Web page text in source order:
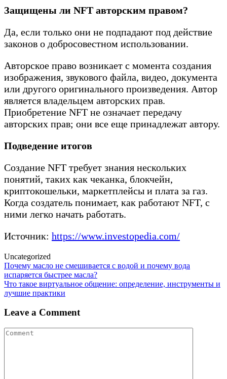
Защищены ли NFT авторским правом?
Да, если только они не подпадают под действие
законов о добросовестном использовании.
Авторское право возникает с момента создания
изображения, звукового файла, видео, документа
или другого оригинального произведения. Автор
является владельцем авторских прав.
Приобретение NFT не означает передачу
авторских прав; они все еще принадлежат автору.
Подведение итогов
Создание NFT требует знания нескольких
понятий, таких как чеканка, блокчейн,
криптокошельки, маркетплейсы и плата за газ.
Когда создатель понимает, как работают NFT, с
ними легко начать работать.
Источник: https://www.investopedia.com/
Uncategorized
Post
navigation
Почему масло не смешивается с водой и почему вода
испаряется быстрее масла?
Что такое виртуальное общение: определение, инструменты и
лучшие практики
Leave a Comment